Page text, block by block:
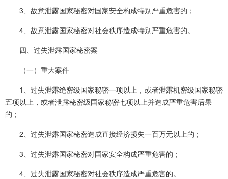
3、故意泄露国家秘密对国家安全构成特别严重危害的；
4、故意泄露国家秘密对社会秩序造成特别严重危害的。
四、过失泄露国家秘密案
（一）重大案件
1、过失泄露绝密级国家秘密一项以上，或者泄露机密级国家秘密
五项以上，或者泄露秘密级国家秘密七项以上并造成严重危害后果
的；
2、过失泄露国家秘密造成直接经济损失一百万元以上的；
3、过失泄露国家秘密对国家安全构成严重危害的；
4、过失泄露国家秘密对社会秩序造成严重危害的。